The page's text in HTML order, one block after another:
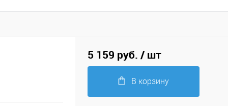
5 159 руб. / шт
В корзину